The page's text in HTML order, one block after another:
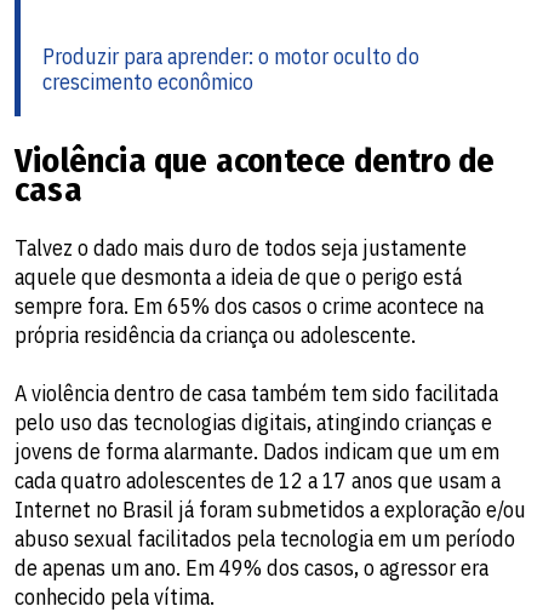
Produzir para aprender: o motor oculto do
crescimento econômico
Violência que acontece dentro de
casa
Talvez o dado mais duro de todos seja justamente
aquele que desmonta a ideia de que o perigo está
sempre fora. Em 65% dos casos o crime acontece na
própria residência da criança ou adolescente.
A violência dentro de casa também tem sido facilitada
pelo uso das tecnologias digitais, atingindo crianças e
jovens de forma alarmante. Dados indicam que um em
cada quatro adolescentes de 12 a 17 anos que usam a
Internet no Brasil já foram submetidos a exploração e/ou
abuso sexual facilitados pela tecnologia em um período
de apenas um ano. Em 49% dos casos, o agressor era
conhecido pela vítima.